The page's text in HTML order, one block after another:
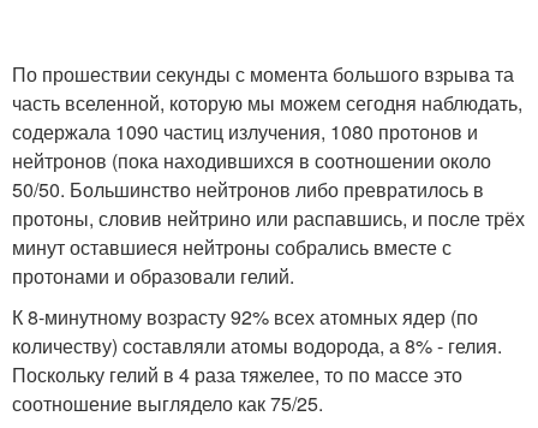
По прошествии секунды с момента большого взрыва та
часть вселенной, которую мы можем сегодня наблюдать,
содержала 1090 частиц излучения, 1080 протонов и
нейтронов (пока находившихся в соотношении около
50/50. Большинство нейтронов либо превратилось в
протоны, словив нейтрино или распавшись, и после трёх
минут оставшиеся нейтроны собрались вместе с
протонами и образовали гелий.
К 8-минутному возрасту 92% всех атомных ядер (по
количеству) составляли атомы водорода, а 8% - гелия.
Поскольку гелий в 4 раза тяжелее, то по массе это
соотношение выглядело как 75/25.